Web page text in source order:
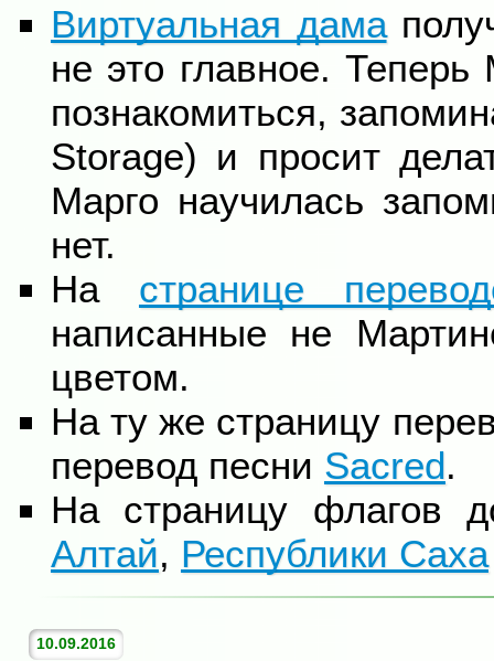
Виртуальная дама
не это главное. Теперь
познакомиться,
Storage) и просит
Марго научилась
нет.
На странице
написанные не
цветом.
На ту же страницу
перевод песни Sacred.
На страницу флагов
Алтай, Республики Саха
10.09.2016